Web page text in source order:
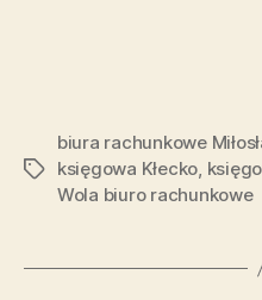
Tagi
biura rachunkowe
księgowa Kłecko
Wola biuro rachunkowe